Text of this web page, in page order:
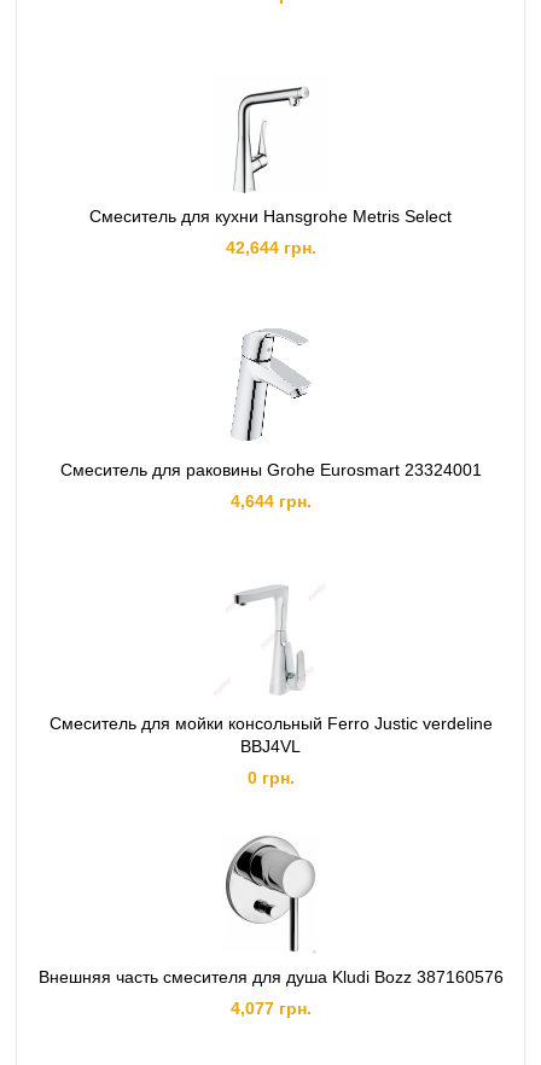
Смеситель для кухни Hansgrohe Metris Select
42,644 грн.
Смеситель для раковины Grohe Eurosmart 23324001
4,644 грн.
Смеситель для мойки консольный Ferro Justic verdeline
BBJ4VL
0 грн.
Внешняя часть смесителя для душа Kludi Bozz 387160576
4,077 грн.